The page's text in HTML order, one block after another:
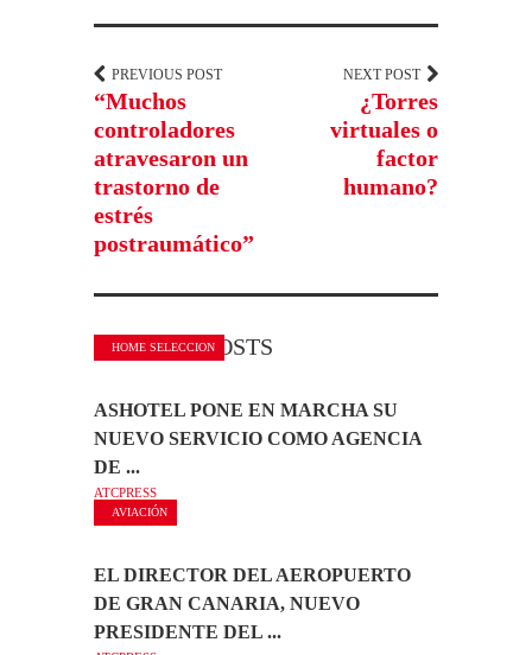
PREVIOUS POST
“Muchos
controladores
atravesaron un
trastorno de
estrés
postraumático”
NEXT POST
¿Torres
virtuales o
factor
humano?
RELATED POSTS
HOME SELECCION
ASHOTEL PONE EN MARCHA SU
NUEVO SERVICIO COMO AGENCIA
DE ...
ATCPRESS
AVIACIÓN
EL DIRECTOR DEL AEROPUERTO
DE GRAN CANARIA, NUEVO
PRESIDENTE DEL ...